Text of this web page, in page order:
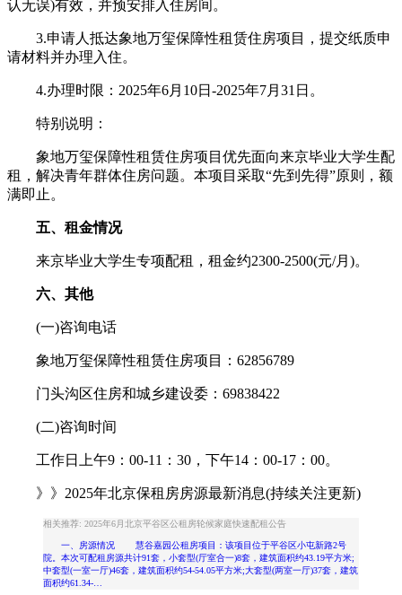
认无误)有效，并预安排入住房间。
3.申请人抵达象地万玺保障性租赁住房项目，提交纸质申
请材料并办理入住。
4.办理时限：2025年6月10日-2025年7月31日。
特别说明：
象地万玺保障性租赁住房项目优先面向来京毕业大学生配
租，解决青年群体住房问题。本项目采取“先到先得”原则，额
满即止。
五、租金情况
来京毕业大学生专项配租，租金约2300-2500(元/月)。
六、其他
(一)咨询电话
象地万玺保障性租赁住房项目：62856789
门头沟区住房和城乡建设委：69838422
(二)咨询时间
工作日上午9：00-11：30，下午14：00-17：00。
》》2025年北京保租房房源最新消息(持续关注更新)
相关推荐: 2025年6月北京平谷区公租房轮候家庭快速配租公告
一、房源情况 慧谷嘉园公租房项目：该项目位于平谷区小屯新路2号
院。本次可配租房源共计91套，小套型(厅室合一)8套，建筑面积约43.19平方米;
中套型(一室一厅)46套，建筑面积约54-54.05平方米;大套型(两室一厅)37套，建筑
面积约61.34-…